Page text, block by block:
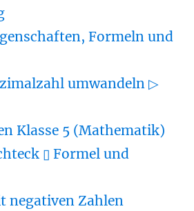
Formeln und
umwandeln ▷
Klasse 5 (Mathematik)
▯ Formel und
negativen Zahlen